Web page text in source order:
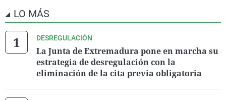
LO MÁS
DESREGULACIÓN
La Junta de Extremadura pone en marcha su
estrategia de desregulación con la
eliminación de la cita previa obligatoria